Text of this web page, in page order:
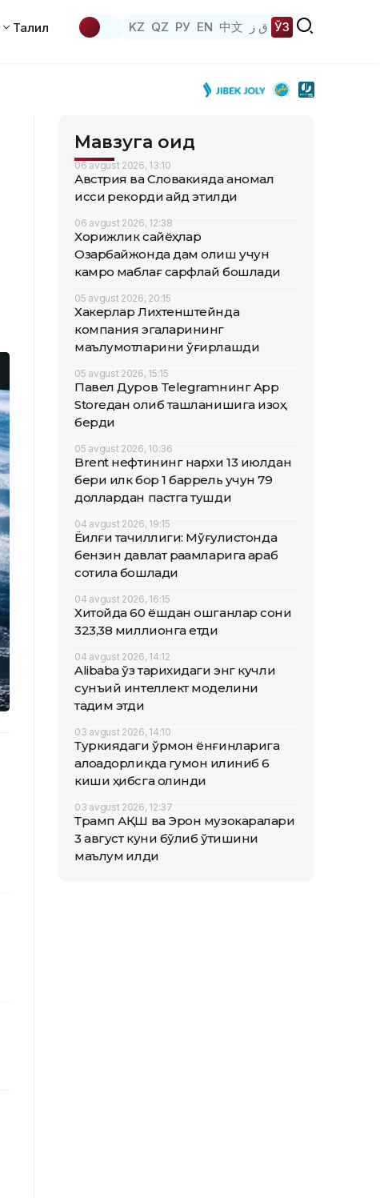
Таҳлил KZ QZ РУ EN 中文 ق ز ЎЗ
Мавзуга оид
06 avgust 2026, 13:10
Австрия ва Словакияда аномал
иссиқ рекорди қайд этилди
06 avgust 2026, 12:38
Хорижлик сайёҳлар
Озарбайжонда дам олиш учун
камроқ маблағ сарфлай бошлади
05 avgust 2026, 20:15
Хакерлар Лихтенштейнда
компания эгаларининг
маълумотларини ўғирлашди
05 avgust 2026, 15:15
Павел Дуров Telegramнинг App
Storeдан олиб ташланишига изоҳ
берди
05 avgust 2026, 10:36
Brent нефтининг нархи 13 июлдан
бери илк бор 1 баррель учун 79
доллардан пастга тушди
04 avgust 2026, 19:15
Ёқилғи тақчиллиги: Мўғулистонда
бензин давлат рақамларига қараб
сотила бошлади
04 avgust 2026, 16:15
Хитойда 60 ёшдан ошганлар сони
323,38 миллионга етди
04 avgust 2026, 14:12
Alibaba ўз тарихидаги энг кучли
сунъий интеллект моделини
тақдим этди
03 avgust 2026, 14:10
Туркиядаги ўрмон ёнғинларига
алоқадорликда гумон қилиниб 6
киши ҳибсга олинди
03 avgust 2026, 12:37
Трамп АҚШ ва Эрон музокаралари
3 август куни бўлиб ўтишини
маълум қилди